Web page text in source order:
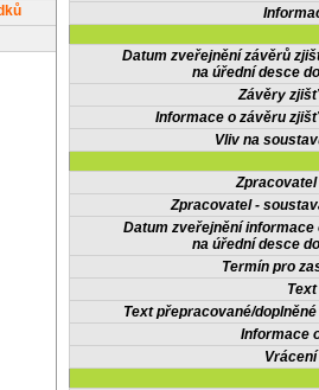
Datum zveřejnění závěrů
na úřední desce
Závěry
Informace o závěru
Vliv na
Zpracovatel -
Datum zveřejnění informace
na úřední desce
Termín pro
Text přepracované/
Informace